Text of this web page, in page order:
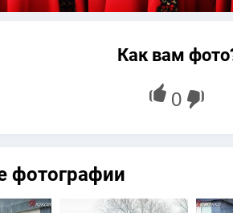
Как вам
фотографии